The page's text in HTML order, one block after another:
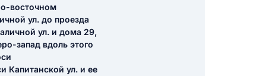
восточном
ул. до проезда
ул. и дома 29,
запад вдоль этого
Капитанской ул. и ее
отзыва